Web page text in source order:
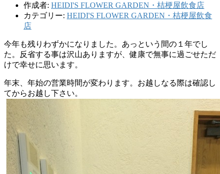
作成者: HEIDI'S FLOWER GARDEN・桔梗屋飲食店
カテゴリー: HEIDI'S FLOWER GARDEN・桔梗屋飲食
店
今年も残りわずかになりました。あっという間の１年でし
た。反省する事は沢山ありますが、健康で無事に過ごせただ
けで幸せに思います。
年末、年始の営業時間が変わります。お越しなる際は確認し
てからお越し下さい。